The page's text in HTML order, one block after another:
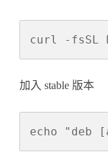
curl -fsSL
加入 stable 版本
echo "deb